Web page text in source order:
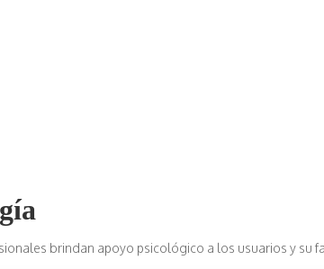
brindan apoyo psicológico a los usuarios y su